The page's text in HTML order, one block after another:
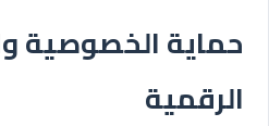
حماية الخصوصية
الرقمية